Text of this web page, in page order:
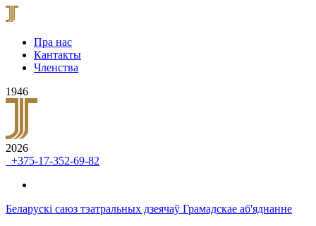
Пра нас
Кантакты
Членства
1946
2026
+375-17-352-69-82
Беларускі саюз тэатральных дзеячаў Грамадскае аб'яднанне